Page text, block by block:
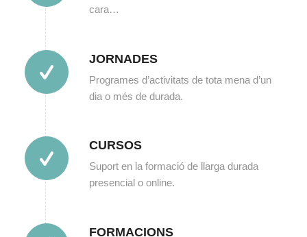
cara…
JORNADES
Programes d’activitats de tota mena d’un
dia o més de durada.
CURSOS
Suport en la formació de llarga durada
presencial o online.
FORMACIONS